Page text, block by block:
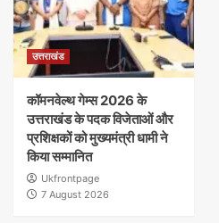
उत्तराखंड
कॉमनवेल्थ गेम्स 2026 के
उत्तराखंड के पदक विजेताओं और
प्रशिक्षकों को मुख्यमंत्री धामी ने
किया सम्मानित
Ukfrontpage
7 August 2026